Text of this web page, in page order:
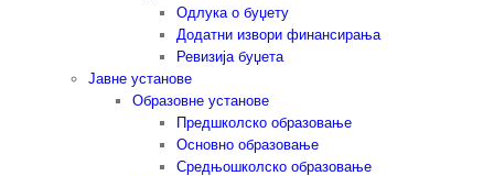
Одлука о буџету
Додатни извори финансирања
Ревизија буџета
Јавне установе
Образовне установе
Предшколско образовање
Основно образовање
Средњошколско образовање